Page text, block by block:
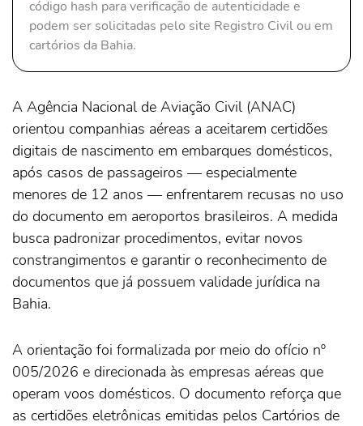
código hash para verificação de autenticidade e
podem ser solicitadas pelo site Registro Civil ou em
cartórios da Bahia.
A Agência Nacional de Aviação Civil (ANAC)
orientou companhias aéreas a aceitarem certidões
digitais de nascimento em embarques domésticos,
após casos de passageiros — especialmente
menores de 12 anos — enfrentarem recusas no uso
do documento em aeroportos brasileiros. A medida
busca padronizar procedimentos, evitar novos
constrangimentos e garantir o reconhecimento de
documentos que já possuem validade jurídica na
Bahia.
A orientação foi formalizada por meio do ofício nº
005/2026 e direcionada às empresas aéreas que
operam voos domésticos. O documento reforça que
as certidões eletrônicas emitidas pelos Cartórios de